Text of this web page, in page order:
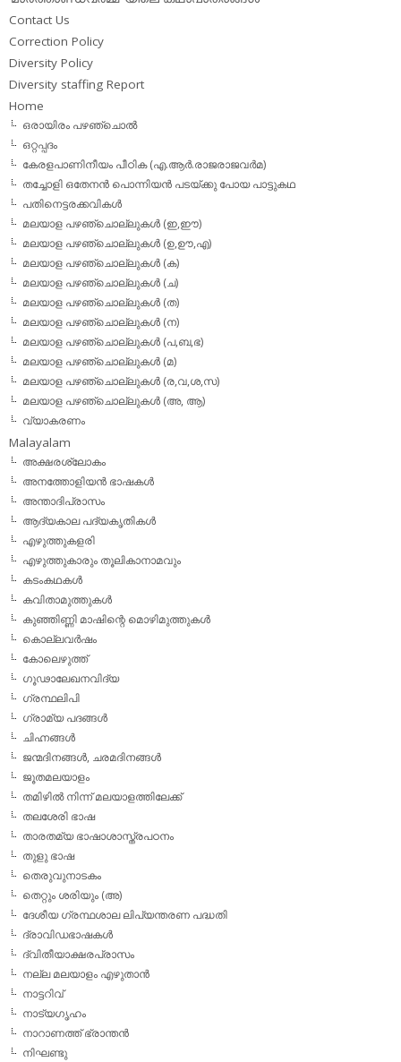
Contact Us
Correction Policy
Diversity Policy
Diversity staffing Report
Home
ഒരായിരം പഴഞ്ചൊല്‍
ഒറ്റപ്പദം
കേരളപാണിനീയം പീഠിക (എ.ആര്‍.രാജരാജവര്‍മ)
തച്ചോളി ഒതേനൻ പൊന്നിയൻ പടയ്‌ക്കു പോയ പാട്ടുകഥ
പതിനെട്ടരക്കവികള്‍
മലയാള പഴഞ്ചൊല്ലുകള്‍ (ഇ,ഈ)
മലയാള പഴഞ്ചൊല്ലുകള്‍ (ഉ,ഊ,എ)
മലയാള പഴഞ്ചൊല്ലുകള്‍ (ക)
മലയാള പഴഞ്ചൊല്ലുകള്‍ (ച)
മലയാള പഴഞ്ചൊല്ലുകള്‍ (ത)
മലയാള പഴഞ്ചൊല്ലുകള്‍ (ന)
മലയാള പഴഞ്ചൊല്ലുകള്‍ (പ,ബ,ഭ)
മലയാള പഴഞ്ചൊല്ലുകള്‍ (മ)
മലയാള പഴഞ്ചൊല്ലുകള്‍ (ര,വ,ശ,സ)
മലയാള പഴഞ്ചൊല്ലുകൾ (അ, ആ)
വ്യാകരണം
Malayalam
അക്ഷരശ്ലോകം
അനത്തോളിയന്‍ ഭാഷകള്‍
അന്താദിപ്രാസം
ആദ്യകാല പദ്യകൃതികള്‍
എഴുത്തുകളരി
എഴുത്തുകാരും തൂലികാനാമവും
കടംകഥകള്‍
കവിതാമുത്തുകള്‍
കുഞ്ഞിണ്ണി മാഷിന്റെ മൊഴിമുത്തുകള്‍
കൊല്ലവര്‍ഷം
കോലെഴുത്ത്
ഗൂഢാലേഖനവിദ്യ
ഗ്രന്ഥലിപി
ഗ്രാമ്യ പദങ്ങള്‍
ചിഹ്നങ്ങള്‍
ജന്മദിനങ്ങള്‍, ചരമദിനങ്ങള്‍
ജൂതമലയാളം
തമിഴില്‍ നിന്ന് മലയാളത്തിലേക്ക്
തലശേരി ഭാഷ
താരതമ്യ ഭാഷാശാസ്ത്രപഠനം
തുളു ഭാഷ
തെരുവുനാടകം
തെറ്റും ശരിയും (അ)
ദേശീയ ഗ്രന്ഥശാല ലിപ്യന്തരണ പദ്ധതി
ദ്രാവിഡഭാഷകള്‍
ദ്വിതീയാക്ഷരപ്രാസം
നല്ല മലയാളം എഴുതാന്‍
നാട്ടറിവ്
നാട്യഗൃഹം
നാറാണത്ത് ഭ്രാന്തന്‍
നിഘണ്ടു